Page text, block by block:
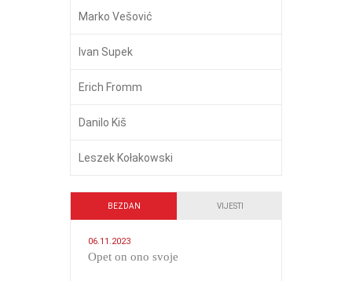
Marko Vešović
Ivan Supek
Erich Fromm
Danilo Kiš
Leszek Kołakowski
BEZDAN VIJESTI
06.11.2023
​Opet on ono svoje